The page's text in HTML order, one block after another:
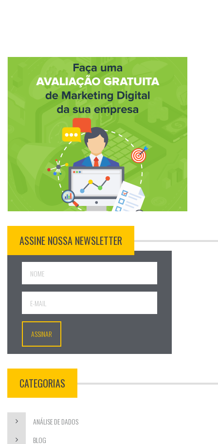
ASSINE NOSSA NEWSLETTER
CATEGORIAS
ANÁLISE DE DADOS
BLOG